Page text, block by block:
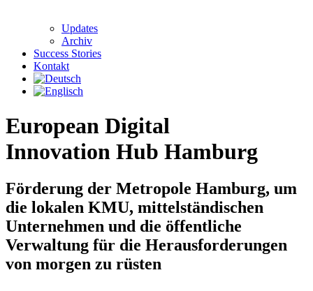
Updates
Archiv
Success Stories
Kontakt
European Digital
Innovation Hub Hamburg
Förderung der Metropole Hamburg, um
die lokalen KMU, mittelständischen
Unternehmen und die öffentliche
Verwaltung für die Herausforderungen
von morgen zu rüsten